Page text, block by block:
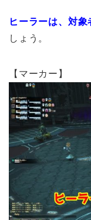
ヒーラーは、対
しょう。
【マーカー】